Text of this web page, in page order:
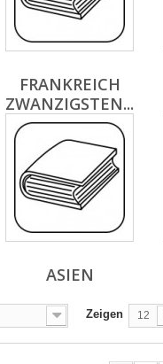
FRANKREICH
ZWANZIGSTEN...
ASIEN
Zeigen 12